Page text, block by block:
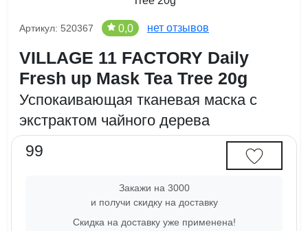
Артикул: 520367 0,0 нет отзывов
VILLAGE 11 FACTORY Daily
Fresh up Mask Tea Tree 20g
Успокаивающая тканевая маска с
экстрактом чайного дерева
99
Закажи на 3000
и получи скидку на доставку
Скидка на доставку уже применена!